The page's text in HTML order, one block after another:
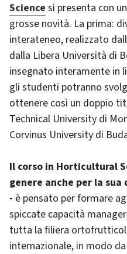
Science si presenta con
grosse novità. La prima:
interateneo, realizzato
dalla Libera Università di
insegnato interamente in
gli studenti potranno
ottenere così un doppio
Technical University di
Corvinus University di
Il corso in Horticultural
genere anche per la
- è pensato per formare
spiccate capacità
tutta la filiera
internazionale, in modo